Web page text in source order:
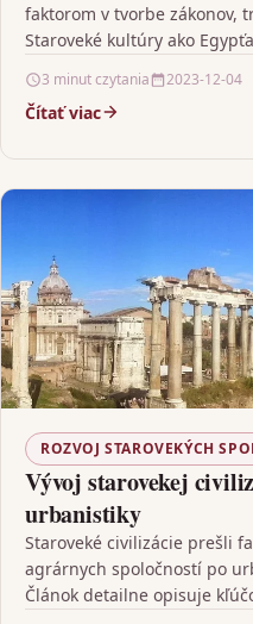
faktorom v tvorbe zákonov,
Staroveké kultúry ako
3 minut czytania 2023-12-04
Čítať viac
ROZVOJ STAROVEKÝCH
Vývoj starovekej
urbanistiky
Staroveké civilizácie prešli
agrárnych spoločností po
Článok detailne opisuje